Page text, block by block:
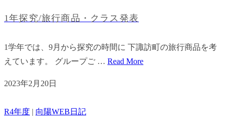
1年探究/旅行商品・クラス発表
1学年では、9月から探究の時間に 下諏訪町の旅行商品を考
えています。 グループご … Read More
2023年2月20日
R4年度 向陽WEB日記